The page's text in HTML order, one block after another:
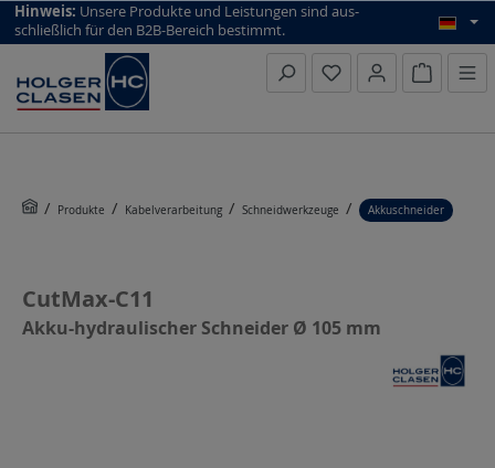
top scroll helper
Hinweis: Unsere Produkte und Leistungen sind aus­
schließlich für den B2B-Bereich bestimmt.
Produkte Kabelverarbeitung Schneidwerkzeuge Akkuschneider
CutMax-C11
Akku-hydraulischer Schneider Ø 105 mm